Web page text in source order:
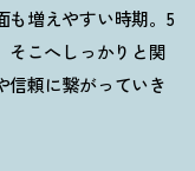
増えやすい時期。 5
そこへしっかりと関
信頼に繋がっていき